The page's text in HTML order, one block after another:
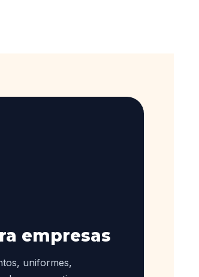
empresas
uniformes,